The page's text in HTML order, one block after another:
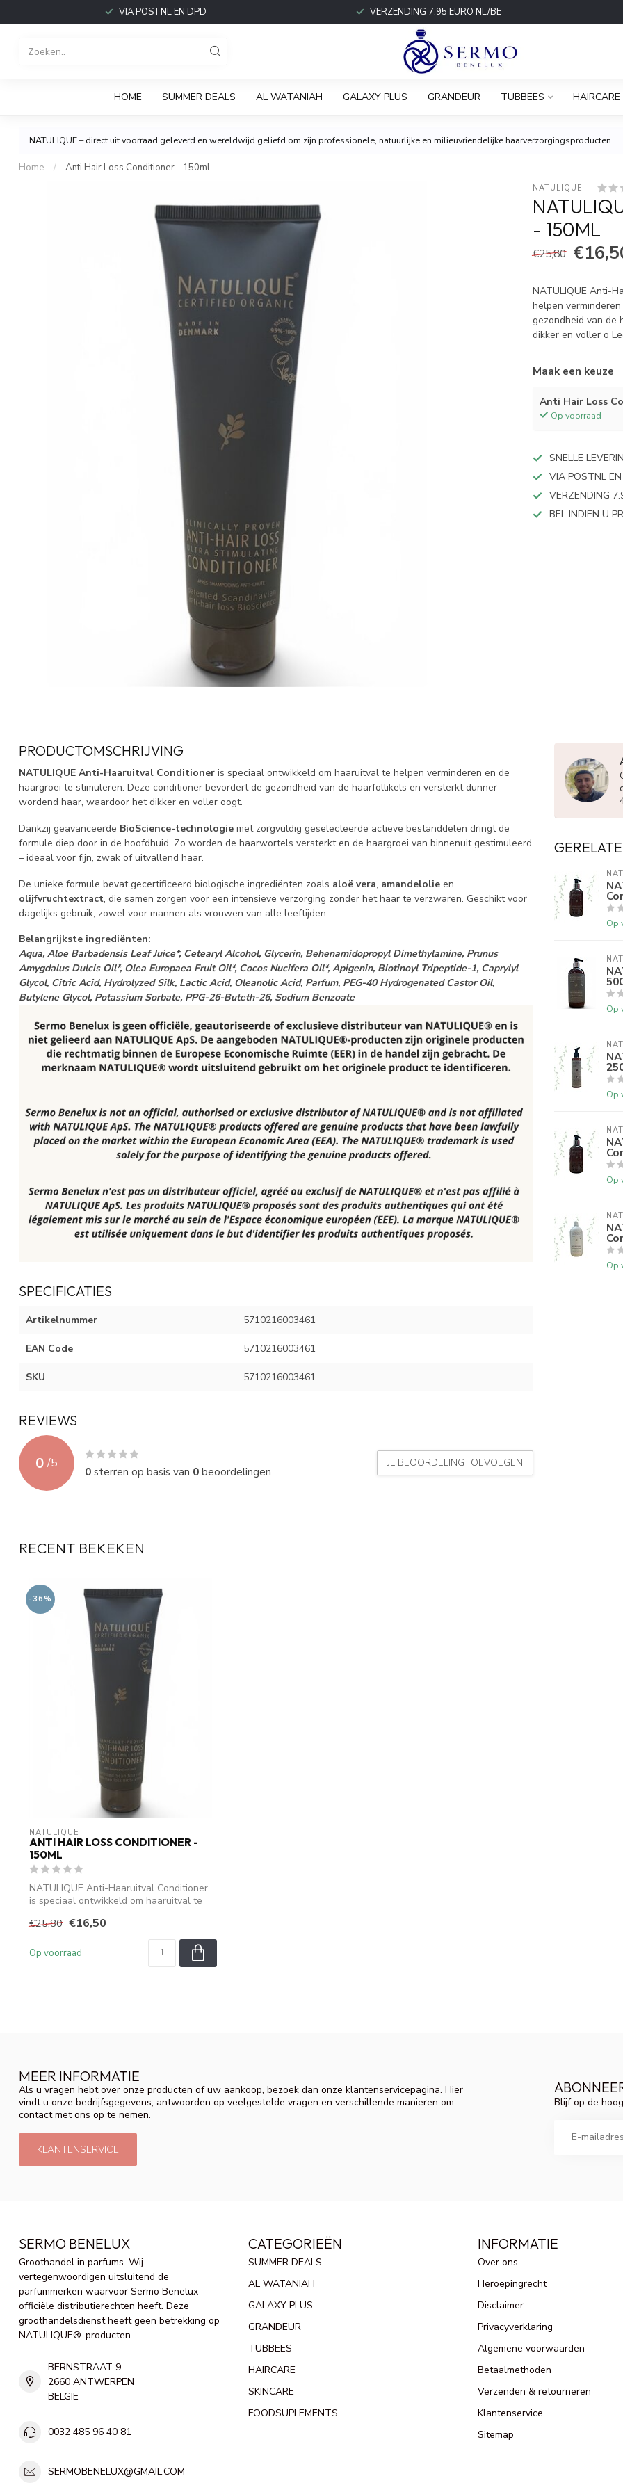
VIA POSTNL EN DPD VERZENDING 7.95 EURO NL/BE
HOME SUMMER DEALS AL WATANIAH GALAXY PLUS GRANDEUR TUBBEES HAIRCARE
NATULIQUE – direct uit voorraad geleverd en wereldwijd geliefd om zijn professionele, natuurlijke en milieuvriendelijke haarverzorgingsproducten.
Home / Anti Hair Loss Conditioner - 150ml
NATULIQUE
- 150ML
€25,80
NATULIQUE Anti-
helpen
gezondheid van de
dikker en voller o
Maak een keuze
Anti Hair Loss
Op voorraad
SNELLE
VIA POSTNL
VERZENDING
BEL INDIEN U
PRODUCTOMSCHRIJVING
NATULIQUE Anti-Haaruitval Conditioner is speciaal ontwikkeld om haaruitval te helpen verminderen en de
haargroei te stimuleren. Deze conditioner bevordert de gezondheid van de haarfollikels en versterkt dunner
wordend haar, waardoor het dikker en voller oogt.
Dankzij geavanceerde BioScience-technologie met zorgvuldig geselecteerde actieve bestanddelen dringt de
formule diep door in de hoofdhuid. Zo worden de haarwortels versterkt en de haargroei van binnenuit gestimuleerd
– ideaal voor fijn, zwak of uitvallend haar.
De unieke formule bevat gecertificeerd biologische ingrediënten zoals aloë vera, amandelolie en
olijfvruchtextract, die samen zorgen voor een intensieve verzorging zonder het haar te verzwaren. Geschikt voor
dagelijks gebruik, zowel voor mannen als vrouwen van alle leeftijden.
Belangrijkste ingrediënten:
Aqua, Aloe Barbadensis Leaf Juice*, Cetearyl Alcohol, Glycerin, Behenamidopropyl Dimethylamine, Prunus
Amygdalus Dulcis Oil*, Olea Europaea Fruit Oil*, Cocos Nucifera Oil*, Apigenin, Biotinoyl Tripeptide-1, Caprylyl
Glycol, Citric Acid, Hydrolyzed Silk, Lactic Acid, Oleanolic Acid, Parfum, PEG-40 Hydrogenated Castor Oil,
Butylene Glycol, Potassium Sorbate, PPG-26-Buteth-26, Sodium Benzoate
SPECIFICATIES
Artikelnummer 5710216003461
EAN Code 5710216003461
SKU 5710216003461
REVIEWS
0 /5
0sterren op basis van 0beoordelingen
JE BEOORDELING TOEVOEGEN
Op
Op
Op
Op
Op
RECENT BEKEKEN
-36%
NATULIQUE
ANTI HAIR LOSS CONDITIONER -
150ML
NATULIQUE Anti-Haaruitval Conditioner
is speciaal ontwikkeld om haaruitval te
€25,80 €16,50
Op voorraad
MEER INFORMATIE
Als u vragen hebt over onze producten of uw aankoop, bezoek dan onze klantenservicepagina. Hier
vindt u onze bedrijfsgegevens, antwoorden op veelgestelde vragen en verschillende manieren om
contact met ons op te nemen.
KLANTENSERVICE
Blijf op de
SERMO BENELUX
Groothandel in parfums. Wij
vertegenwoordigen uitsluitend de
parfummerken waarvoor Sermo Benelux
officiële distributierechten heeft. Deze
groothandelsdienst heeft geen betrekking op
NATULIQUE®-producten.
BERNSTRAAT 9
2660 ANTWERPEN
BELGIE
0032 485 96 40 81
SERMOBENELUX@GMAIL.COM
CATEGORIEËN
SUMMER DEALS
AL WATANIAH
GALAXY PLUS
GRANDEUR
TUBBEES
HAIRCARE
SKINCARE
FOODSUPLEMENTS
INFORMATIE
Over ons
Heroepingrecht
Disclaimer
Privacyverklaring
Algemene voorwaarden
Betaalmethoden
Verzenden & retourneren
Klantenservice
Sitemap